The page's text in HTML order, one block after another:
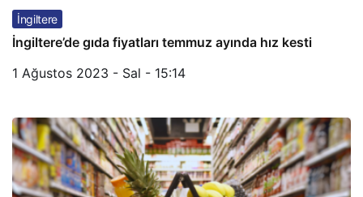
İngiltere
İngiltere’de gıda fiyatları temmuz ayında hız kesti
1 Ağustos 2023 - Sal - 15:14